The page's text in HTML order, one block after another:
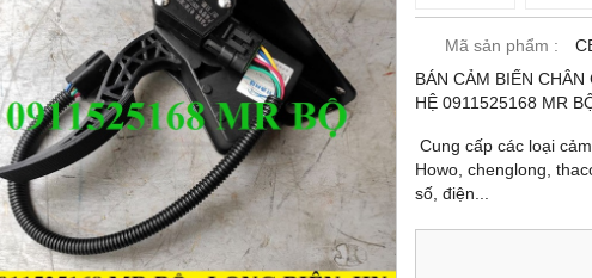
Mã sản phẩm :
BÁN CẢM BIẾN
HỆ 0911525168 MR
Cung cấp các loại
Howo, chenglong,
số, điện...